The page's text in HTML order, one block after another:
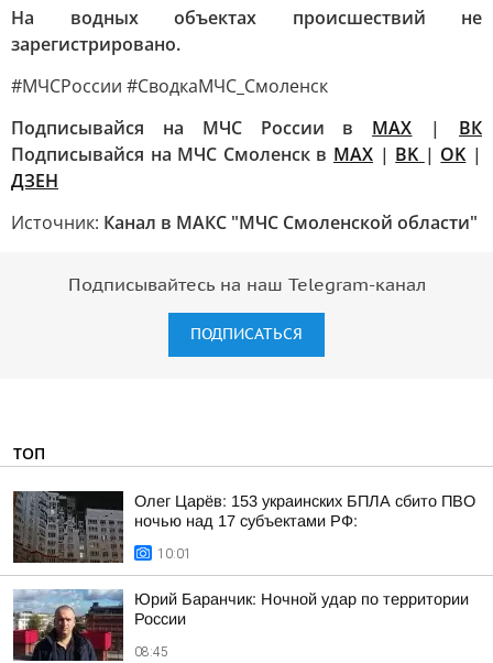
На водных объектах происшествий не
зарегистрировано.
#МЧСРоссии #СводкаМЧС_Смоленск
Подписывайся на МЧС России в MAX | ВК
Подписывайся на МЧС Смоленск в MAX | BK | OK |
ДЗЕН
Источник: Канал в МАКС "МЧС Смоленской области"
Подписывайтесь на наш Telegram-канал
ПОДПИСАТЬСЯ
ТОП
Олег Царёв: 153 украинских БПЛА сбито ПВО
ночью над 17 субъектами РФ:
10:01
Юрий Баранчик: Ночной удар по территории
России
08:45